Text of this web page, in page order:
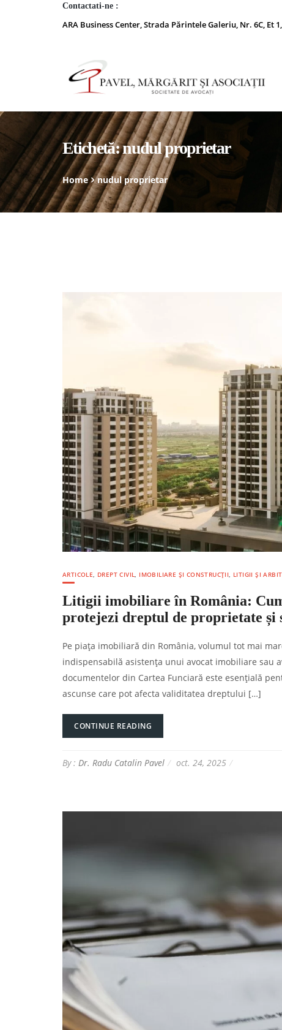
Contactati-ne :
ARA Business Center, Strada Părintele Galeriu, Nr. 6C, Et
Etichetă:nudul proprietar
Home nudul proprietar
ARTICOLE DREPT CIVIL IMOBILIARE ȘI CONSTRUCȚII LITIGII ȘI
Litigii imobiliare în România:
protejezi dreptul de proprietate și
Pe piața imobiliară din România, volumul tot mai
indispensabilă asistența unui avocat imobiliare sau
documentelor din Cartea Funciară este esențială
ascunse care pot afecta validitatea dreptului […]
CONTINUE READING
By : Dr. Radu Catalin Pavel oct. 24, 2025